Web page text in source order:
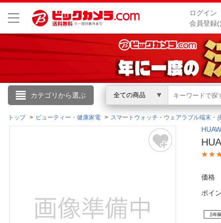
ログイン
会員登録
カテゴリから選ぶ 全ての商品
こんにちは
ログイン
閲覧履歴
トップ ビューティー・健康家電 スマートウォッチ・ウェアラブル端末・
価格
ポイ